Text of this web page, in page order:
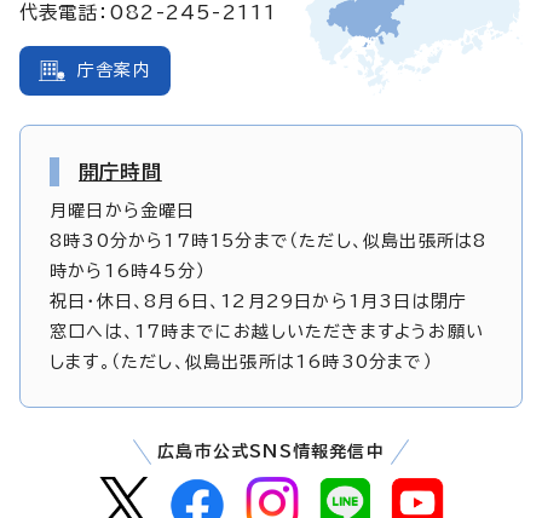
代表電話：082-245-2111
庁舎案内
開庁時間
月曜日から金曜日
8時30分から17時15分まで（ただし、似島出張所は8
時から16時45分）
祝日・休日、8月6日、12月29日から1月3日は閉庁
窓口へは、17時までにお越しいただきますようお願い
します。（ただし、似島出張所は16時30分まで）
広島市公式SNS情報発信中